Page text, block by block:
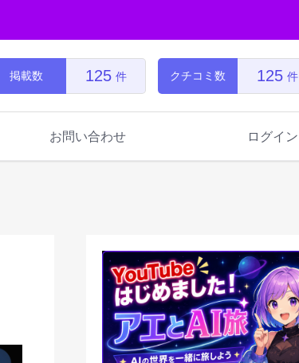
掲載数 125 件 クチコミ数 125 件
お問い合わせ ログイン